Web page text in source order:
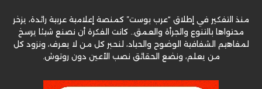
منذ التفكير في إطلاق “عرب بوست” كمنصة إعلامية عربية رائدة، يزخر
محتواها بالتنوع والجرأة والعمق.. كانت الفكرة أن نصنع شيئا يرسخ
لمفاهيم الشفافية الوضوح والحياد، لنحبر كل من لا يعرف، ونزود كل
من يعلم، ونضع الحقائق نصب الأعين دون روتوش.